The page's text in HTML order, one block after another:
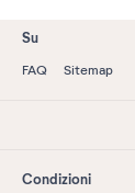
Su
FAQ Sitemap
Condizioni